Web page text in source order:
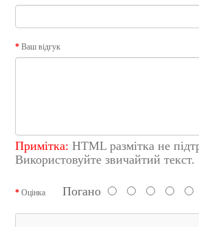
Ваш відгук
Примітка: HTML размітка не
Використовуйте звичайтий текст.
Оцінка Погано